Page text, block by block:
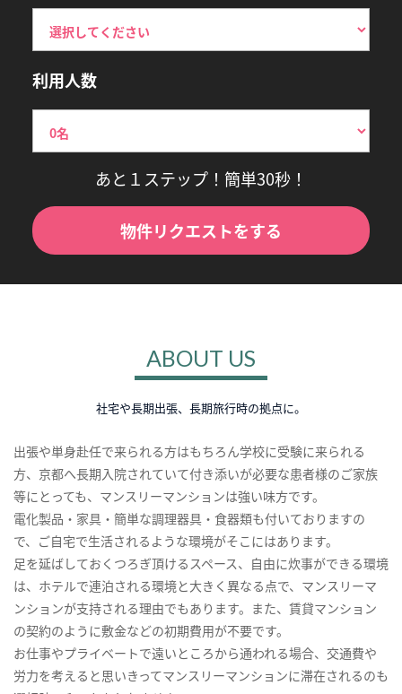
利用人数
あと１ステップ！簡単30秒！
物件リクエストをする
ABOUT US
社宅や長期出張、長期旅行時の拠点に。
出張や単身赴任で来られる方はもちろん学校に受験に来られる
方、京都へ長期入院されていて付き添いが必要な患者様のご家族
等にとっても、マンスリーマンションは強い味方です。
電化製品・家具・簡単な調理器具・食器類も付いておりますの
で、ご自宅で生活されるような環境がそこにはあります。
足を延ばしておくつろぎ頂けるスペース、自由に炊事ができる環境
は、ホテルで連泊される環境と大きく異なる点で、マンスリーマ
ンションが支持される理由でもあります。また、賃貸マンション
の契約のように敷金などの初期費用が不要です。
お仕事やプライベートで遠いところから通われる場合、交通費や
労力を考えると思いきってマンスリーマンションに滞在されるのも